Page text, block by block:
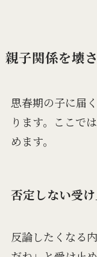
親子関係を壊
思春期の子に届
ります。ここで
めます。
否定しない受
反論したくなる